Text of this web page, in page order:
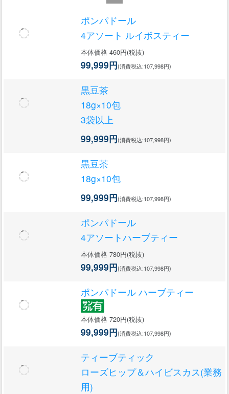
ポンパドール
4アソート ルイボスティー
本体価格 460円(税抜)
99,999円(消費税込:107,998円)
黒豆茶
18g×10包
3袋以上
99,999円(消費税込:107,998円)
黒豆茶
18g×10包
99,999円(消費税込:107,998円)
ポンパドール
4アソートハーブティー
本体価格 780円(税抜)
99,999円(消費税込:107,998円)
ポンパドール ハーブティー
本体価格 720円(税抜)
99,999円(消費税込:107,998円)
ティーブティック
ローズヒップ＆ハイビスカス(業務
用)